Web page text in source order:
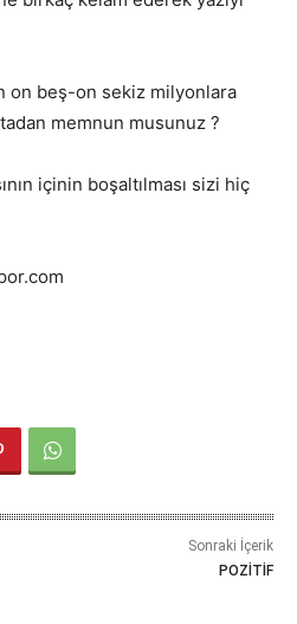
on beş-on sekiz milyonlara
memnun musunuz ?
içinin boşaltılması sizi hiç
Sonraki İçerik
POZİTİF